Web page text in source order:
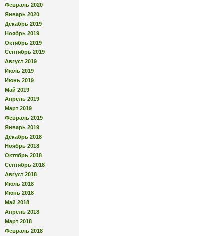
Февраль 2020
Январь 2020
Декабрь 2019
Ноябрь 2019
Октябрь 2019
Сентябрь 2019
Август 2019
Июль 2019
Июнь 2019
Май 2019
Апрель 2019
Март 2019
Февраль 2019
Январь 2019
Декабрь 2018
Ноябрь 2018
Октябрь 2018
Сентябрь 2018
Август 2018
Июль 2018
Июнь 2018
Май 2018
Апрель 2018
Март 2018
Февраль 2018